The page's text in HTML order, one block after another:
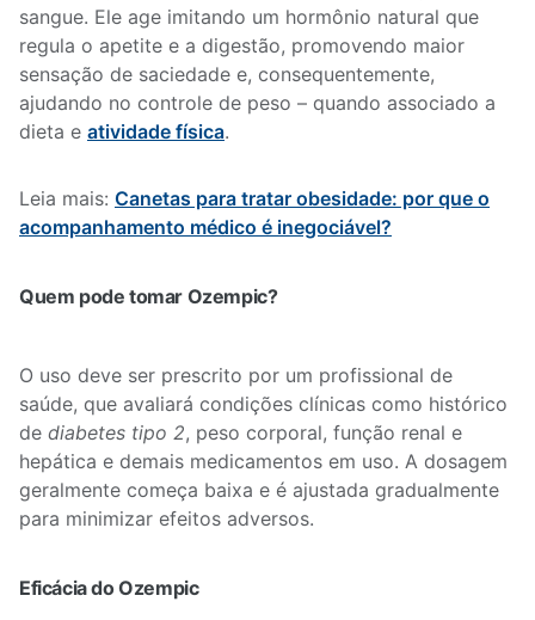
sangue. Ele age imitando um hormônio natural que
regula o apetite e a digestão, promovendo maior
sensação de saciedade e, consequentemente,
ajudando no controle de peso – quando associado a
dieta e atividade física.
Leia mais: Canetas para tratar obesidade: por que o
acompanhamento médico é inegociável?
Quem pode tomar Ozempic?
O uso deve ser prescrito por um profissional de
saúde, que avaliará condições clínicas como histórico
de diabetes tipo 2, peso corporal, função renal e
hepática e demais medicamentos em uso. A dosagem
geralmente começa baixa e é ajustada gradualmente
para minimizar efeitos adversos.
Eficácia do Ozempic